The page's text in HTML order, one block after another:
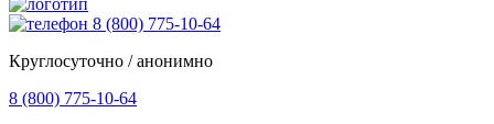
8 (800) 775-10-64
Круглосуточно / анонимно
8 (800) 775-10-64